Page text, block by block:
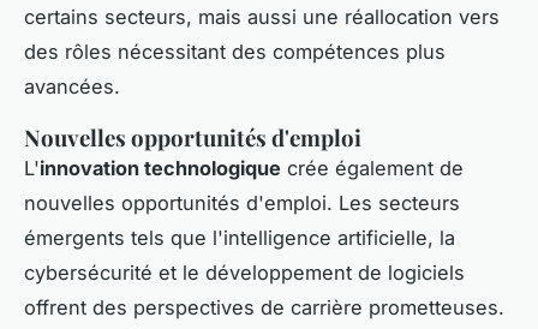
certains secteurs, mais aussi une réallocation vers
des rôles nécessitant des compétences plus
avancées.
Nouvelles opportunités d'emploi
L'innovation technologique crée également de
nouvelles opportunités d'emploi. Les secteurs
émergents tels que l'intelligence artificielle, la
cybersécurité et le développement de logiciels
offrent des perspectives de carrière prometteuses.